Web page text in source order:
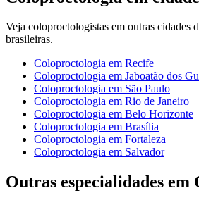
Veja coloproctologistas em outras cidades
brasileiras.
Coloproctologia em Recife
Coloproctologia em Jaboatão dos
Coloproctologia em São Paulo
Coloproctologia em Rio de Janeiro
Coloproctologia em Belo Horizonte
Coloproctologia em Brasília
Coloproctologia em Fortaleza
Coloproctologia em Salvador
Outras especialidades em